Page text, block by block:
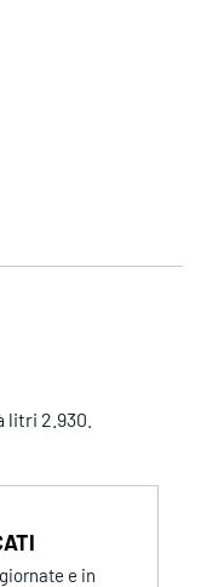
2.930.
e in